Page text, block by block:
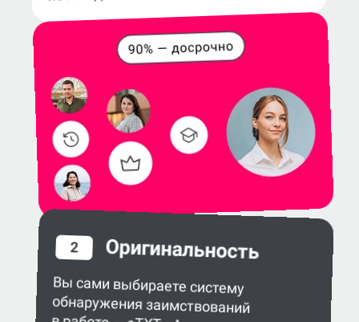
2 Оригинальность
Вы сами выбираете систему
обнаружения заимствований
в работе — eTXT, «Антиплагиат»